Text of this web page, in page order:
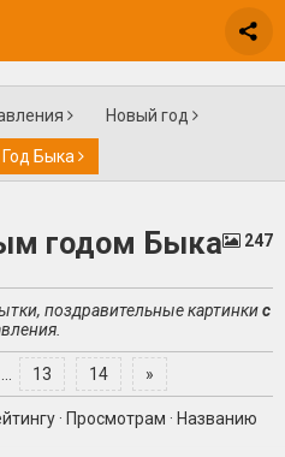
Новый год
Быка
годом Быка 247
поздравительные картинкис
... 13 14 »
· Просмотрам · Названию